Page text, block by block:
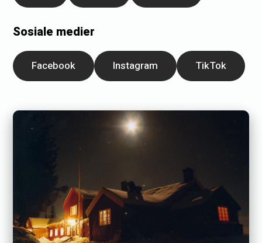
Sosiale medier
Facebook Instagram TikTok